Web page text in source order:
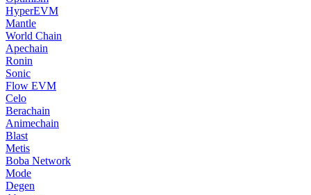
HyperEVM
Mantle
World Chain
Apechain
Ronin
Sonic
Flow EVM
Celo
Berachain
Animechain
Blast
Metis
Boba Network
Mode
Degen